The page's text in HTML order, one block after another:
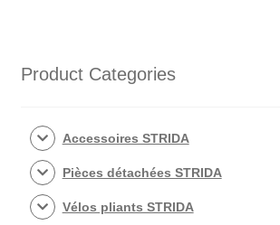
support
Product Categories
Accessoires STRIDA
Pièces détachées STRIDA
Vélos pliants STRIDA